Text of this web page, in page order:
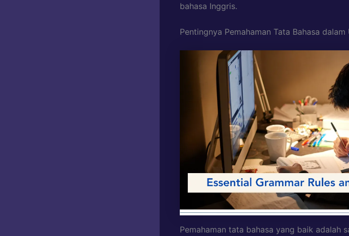
bahasa Inggris.
Pentingnya Pemahaman Tata Bahasa dalam
Pemahaman tata bahasa yang baik adalah